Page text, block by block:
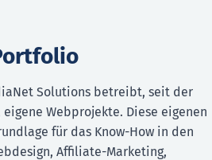
Solutions betreibt, seit der
eigene Webprojekte. Diese eigenen
für das Know-How in den
Affiliate-Marketing,